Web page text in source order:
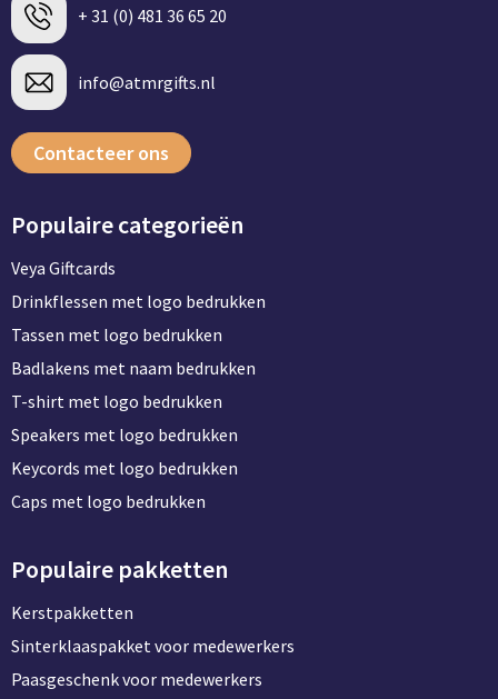
+ 31 (0) 481 36 65 20
info@atmrgifts.nl
Contacteer ons
Populaire categorieën
Veya Giftcards
Drinkflessen met logo bedrukken
Tassen met logo bedrukken
Badlakens met naam bedrukken
T-shirt met logo bedrukken
Speakers met logo bedrukken
Keycords met logo bedrukken
Caps met logo bedrukken
Populaire pakketten
Kerstpakketten
Sinterklaaspakket voor medewerkers
Paasgeschenk voor medewerkers